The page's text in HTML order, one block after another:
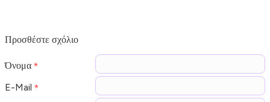
Προσθέστε σχόλιο
Όνομα
E-Mail